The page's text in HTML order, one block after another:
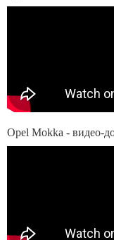
Opel Mokka - видео-